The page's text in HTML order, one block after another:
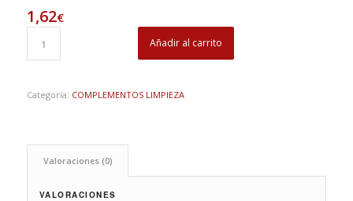
1,62€
Añadir al carrito
Categoría: COMPLEMENTOS LIMPIEZA
Valoraciones (0)
VALORACIONES